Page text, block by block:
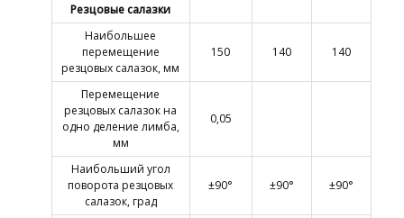
Резцовые салазки
Наибольшее
перемещение
резцовых салазок, мм
150 140 140
Перемещение
резцовых салазок на
одно деление лимба,
мм
0,05
Наибольший угол
поворота резцовых
салазок, град
±90° ±90° ±90°